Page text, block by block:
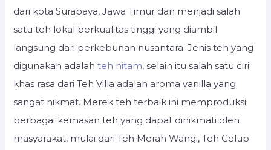
dari kota Surabaya, Jawa Timur dan menjadi salah
satu teh lokal berkualitas tinggi yang diambil
langsung dari perkebunan nusantara. Jenis teh yang
digunakan adalahteh hitam, selain itu salah satu ciri
khas rasa dari Teh Villa adalah aroma vanilla yang
sangat nikmat. Merek teh terbaik ini memproduksi
berbagai kemasan teh yang dapat dinikmati oleh
masyarakat, mulai dari Teh Merah Wangi, Teh Celup